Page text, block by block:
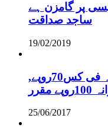
پر گامزن ہے
ساجد صداقت
19/02/2019
,گلگت،اہلسنت کیلئے فطرانہ فی کس70روپے
25/06/2017